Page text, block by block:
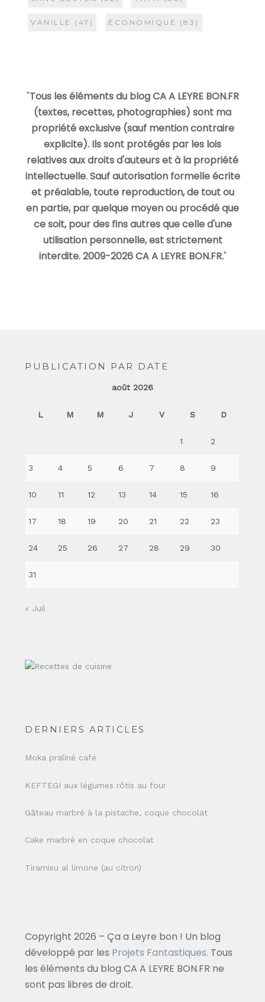
VANILLE (47) ÉCONOMIQUE (83)
"Tous les éléments du blog CA A LEYRE BON.FR
(textes, recettes, photographies) sont ma
propriété exclusive (sauf mention contraire
explicite). Ils sont protégés par les lois
relatives aux droits d'auteurs et à la propriété
intellectuelle. Sauf autorisation formelle écrite
et préalable, toute reproduction, de tout ou
en partie, par quelque moyen ou procédé que
ce soit, pour des fins autres que celle d'une
utilisation personnelle, est strictement
interdite. 2009-2026 CA A LEYRE BON.FR."
PUBLICATION PAR DATE
août 2026
L M M J V S D
1 2
3 4 5 6 7 8 9
10 11 12 13 14 15 16
17 18 19 20 21 22 23
24 25 26 27 28 29 30
31
« Juil
DERNIERS ARTICLES
Moka praliné café
KEFTEGI aux légumes rôtis au four
Gâteau marbré à la pistache, coque chocolat
Cake marbré en coque chocolat
Tiramisu al limone (au citron)
Copyright 2026 – Ça a Leyre bon ! Un blog
développé par les Projets Fantastiques. Tous
les éléments du blog CA A LEYRE BON.FR ne
sont pas libres de droit.